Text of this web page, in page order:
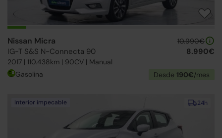
Nissan Micra
IG-T S&S N-Connecta 90
2017 | 110.438km | 90CV | Manual
10.990€
8.990€
Gasolina Desde 190€/mes
24h
Interior impecable